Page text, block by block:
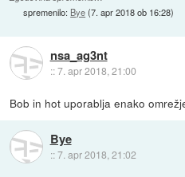
spremenilo: Bye(7. apr 2018 ob 16:28)
nsa_ag3nt
::7. apr 2018, 21:00
Bob in hot uporablja enako
Bye
::7. apr 2018, 21:02